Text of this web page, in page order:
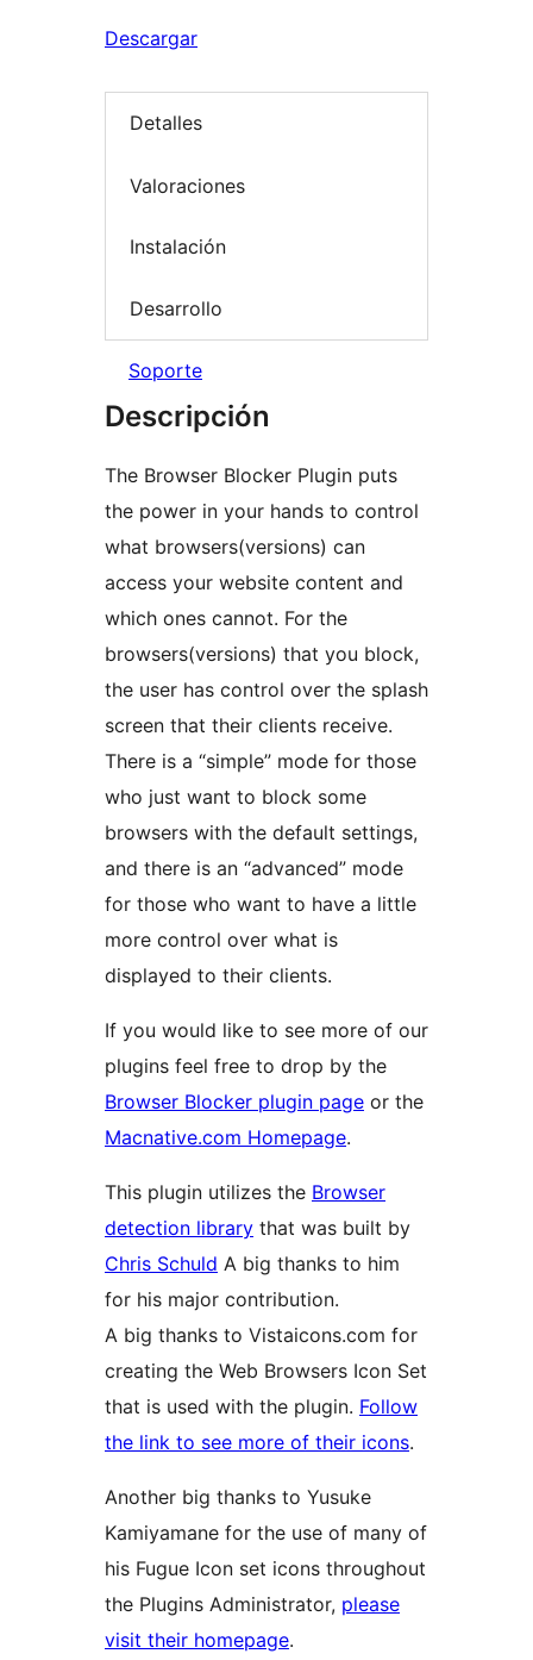
Descargar
Detalles
Valoraciones
Instalación
Desarrollo
Soporte
Descripción
The Browser Blocker Plugin puts
the power in your hands to control
what browsers(versions) can
access your website content and
which ones cannot. For the
browsers(versions) that you block,
the user has control over the splash
screen that their clients receive.
There is a “simple” mode for those
who just want to block some
browsers with the default settings,
and there is an “advanced” mode
for those who want to have a little
more control over what is
displayed to their clients.
If you would like to see more of our
plugins feel free to drop by the
Browser Blocker plugin page or the
Macnative.com Homepage.
This plugin utilizes the Browser
detection library that was built by
Chris Schuld A big thanks to him
for his major contribution.
A big thanks to Vistaicons.com for
creating the Web Browsers Icon Set
that is used with the plugin. Follow
the link to see more of their icons.
Another big thanks to Yusuke
Kamiyamane for the use of many of
his Fugue Icon set icons throughout
the Plugins Administrator, please
visit their homepage.